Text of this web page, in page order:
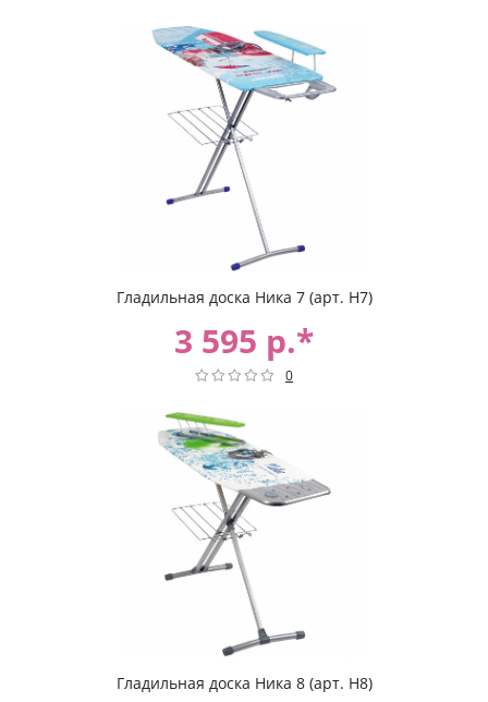
Гладильная доска Ника 7 (арт. Н7)
3 595 р.*
0
Гладильная доска Ника 8 (арт. Н8)